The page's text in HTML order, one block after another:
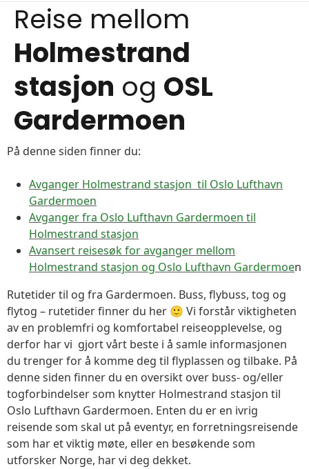
Reise mellom
Holmestrand
stasjon og OSL
Gardermoen
På denne siden finner du:
Avganger Holmestrand stasjon til Oslo Lufthavn
Gardermoen
Avganger fra Oslo Lufthavn Gardermoen til
Holmestrand stasjon
Avansert reisesøk for avganger mellom
Holmestrand stasjon og Oslo Lufthavn Gardermoen
Rutetider til og fra Gardermoen. Buss, flybuss, tog og
flytog – rutetider finner du her 🙂 Vi forstår viktigheten
av en problemfri og komfortabel reiseopplevelse, og
derfor har vi gjort vårt beste i å samle informasjonen
du trenger for å komme deg til flyplassen og tilbake. På
denne siden finner du en oversikt over buss- og/eller
togforbindelser som knytter Holmestrand stasjon til
Oslo Lufthavn Gardermoen. Enten du er en ivrig
reisende som skal ut på eventyr, en forretningsreisende
som har et viktig møte, eller en besøkende som
utforsker Norge, har vi deg dekket.